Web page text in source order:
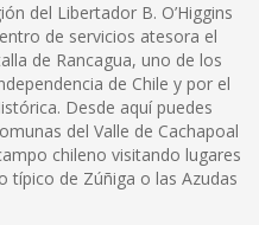
del Libertador B. O’Higgins
de servicios atesora el
de Rancagua, uno de los
de Chile y por el
Desde aquí puedes
del Valle de Cachapoal
chileno visitando lugares
de Zúñiga o las Azudas